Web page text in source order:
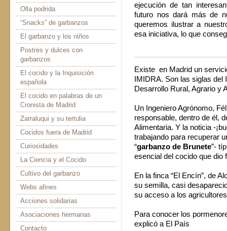
Olla podrida
“Snacks” de garbanzos
El garbanzo y los niños
Postres y dulces con
garbanzos
El cocido y la Inquisición
española
El cocido en palabras de un
Cronista de Madrid
Zarraluqui y su tertulia
Cocidos fuera de Madrid
Curiosidades
La Ciencia y el Cocido
Cultivo del garbanzo
Webs afines
Acciones solidarias
Asociaciones hermanas
Contacto
ejecución de tan
futuro nos dará más de
queremos ilustrar a
esa iniciativa, lo que
Existe en Madrid un
IMIDRA. Son las siglas
Desarrollo Rural, Agrario y
Un Ingeniero Agrónomo,
responsable, dentro de él,
Alimentaria. Y la noticia -
trabajando para recuperar
“garbanzo de Brunete”-
esencial del cocido que dio
En la finca “El Encín”, de
su semilla, casi
su acceso a los
Para conocer los
explicó a El País